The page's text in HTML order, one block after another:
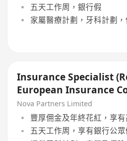
五天工作周，銀行假
家屬醫療計劃，牙科計劃
Insurance Specialist
European Insurance
Nova Partners Limited
豐厚佣金及年終花紅，享
五天工作周，享有銀行公